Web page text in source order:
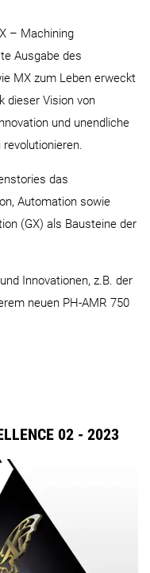
– Machining
Ausgabe des
MX zum Leben erweckt
dieser Vision von
und unendliche
das
Automation sowie
(GX) als Bausteine der
Innovationen, z.B. der
neuen PH-AMR 750
02 - 2023